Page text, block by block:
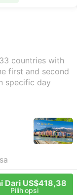
countries with
first and second
specific day
Dari US$418,38
Pilih opsi